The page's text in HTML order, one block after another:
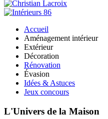
Accueil
Aménagement intérieur
Extérieur
Décoration
Rénovation
Évasion
Idées & Astuces
Jeux concours
L'Univers de la Maison